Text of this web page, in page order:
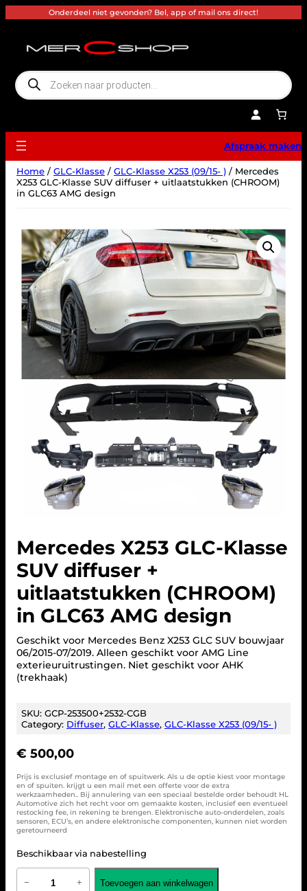
Onderdeel niet gevonden? Bel, app of mail ons direct!
P
r
o
n
o
e
k
e
n
Afspraak maken
Home / GLC-Klasse / GLC-Klasse X253 (09/15- ) / Mercedes
X253 GLC-Klasse SUV diffuser + uitlaatstukken (CHROOM)
in GLC63 AMG design
Mercedes X253 GLC-Klasse
SUV diffuser +
uitlaatstukken (CHROOM)
in GLC63 AMG design
Geschikt voor Mercedes Benz X253 GLC SUV bouwjaar
06/2015-07/2019. Alleen geschikt voor AMG Line
exterieuruitrustingen. Niet geschikt voor AHK
(trekhaak)
SKU: GCP-253500+2532-CGB
Category: Diffuser, GLC-Klasse, GLC-Klasse X253 (09/15- )
€ 500,00
Prijs is exclusief montage en of spuitwerk. Als u de optie kiest voor montage
en of spuiten. krijgt u een mail met een offerte voor de extra
werkzaamheden.. Bij annulering van een speciaal bestelde order behoudt HL
Automotive zich het recht voor om gemaakte kosten, inclusief een eventueel
restocking fee, in rekening te brengen. Elektronische auto-onderdelen, zoals
sensoren, ECU’s, en andere elektronische componenten, kunnen niet worden
geretourneerd
Beschikbaar via nabestelling
M
− + Toevoegen aan winkelwagen